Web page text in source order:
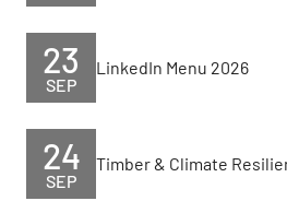
SEP
23 LinkedIn Menu 2026
SEP
24 Timber & Climate